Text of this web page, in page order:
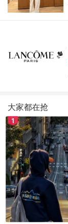
大家都在抢
1